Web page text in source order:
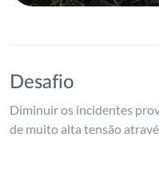
Desafio
Diminuir os incidentes
de muito alta tensão